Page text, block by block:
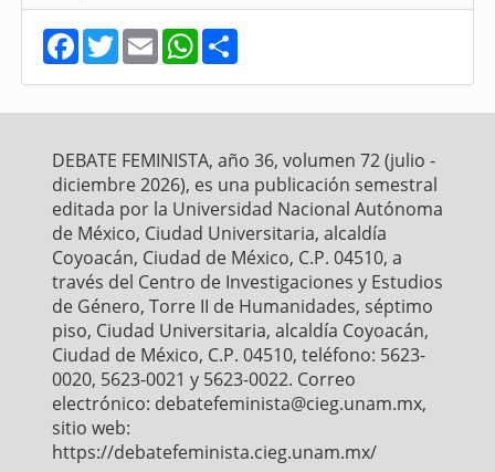
F
a
c
e
b
k
T
w
t
t
E
m
a
i
l
W
h
a
t
s
p
S
h
r
e
DEBATE FEMINISTA, año 36, volumen 72 (julio -
diciembre 2026), es una publicación semestral
editada por la Universidad Nacional Autónoma
de México, Ciudad Universitaria, alcaldía
Coyoacán, Ciudad de México, C.P. 04510, a
través del Centro de Investigaciones y Estudios
de Género, Torre II de Humanidades, séptimo
piso, Ciudad Universitaria, alcaldía Coyoacán,
Ciudad de México, C.P. 04510, teléfono: 5623-
0020, 5623-0021 y 5623-0022. Correo
electrónico: debatefeminista@cieg.unam.mx,
sitio web:
https://debatefeminista.cieg.unam.mx/